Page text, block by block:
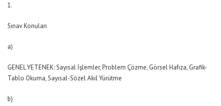
1.
Sınav Konuları
a)
GENEL YETENEK: Sayısal İşlemler, Problem Çözme, Görsel Hafıza, Grafik-
Tablo Okuma, Sayısal-Sözel Akıl Yürütme
b)